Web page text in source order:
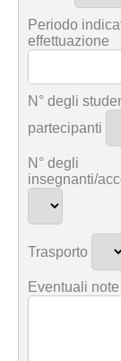
Periodo
effettuazione
N° degli
partecipanti
N° degli
insegnanti/
Trasporto
Eventuali note